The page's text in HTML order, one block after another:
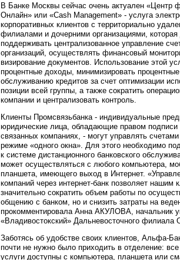
В Банке Москвы сейчас очень актуален «Центр
Онлайн» или «Cash Management» - услуга
корпоративных клиентов с территориально
филиалами и дочерними организациями,
поддерживать централизованное управление
организаций, осуществлять финансовый
визирование документов. Использование этой
процентные доходы, минимизировать
обслуживанию кредитов за счет оптимизации
позиции всей группы, а также сократить
компании и централизовать контроль.
Клиенты Промсвязьбанка - индивидуальные
юридические лица, обладающие правом подписи
связанных компаниях, - могут управлять
режиме «одного окна». Для этого необходимо
к системе дистанционного банковского
может осуществляться с любого компьютера,
планшета, имеющего выход в Интернет.
компаний через интернет-банк позволяет нашим
значительно сократить объем работы по
общению с банком, но и снизить затраты на
прокомментировала Анна АКУЛОВА, начальник
«Владивостокский» Дальневосточного филиала
Заботясь об удобстве своих клиентов, Альфа-
почти не нужно было приходить в отделение:
услуги доступны с компьютера, планшета или